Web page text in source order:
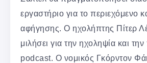
εργαστήριο για το περιεχόμενο
αφήγησης. Ο ηχολήπτης Πίτερ
μιλήσει για την ηχοληψία και
podcast. Ο νομικός Γκόρντον